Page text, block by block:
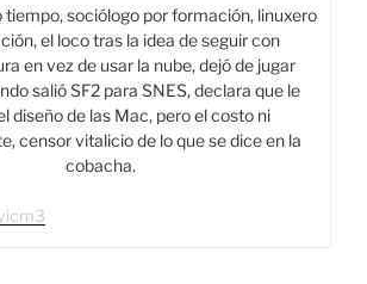
tiempo, sociólogo por formación, linuxero
el loco tras la idea de seguir con
en vez de usar la nube, dejó de jugar
salió SF2 para SNES, declara que le
diseño de las Mac, pero el costo ni
censor vitalicio de lo que se dice en la
cobacha.